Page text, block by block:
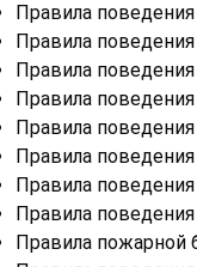
Правила
Правила
Правила
Правила
Правила
Правила
Правила
Правила
Правила пожарной